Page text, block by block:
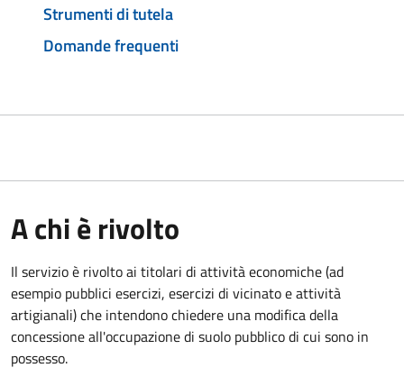
Strumenti di tutela
Domande frequenti
A chi è rivolto
Il servizio è rivolto ai titolari di attività economiche (ad
esempio pubblici esercizi, esercizi di vicinato e attività
artigianali) che intendono chiedere una modifica della
concessione all'occupazione di suolo pubblico di cui sono in
possesso.